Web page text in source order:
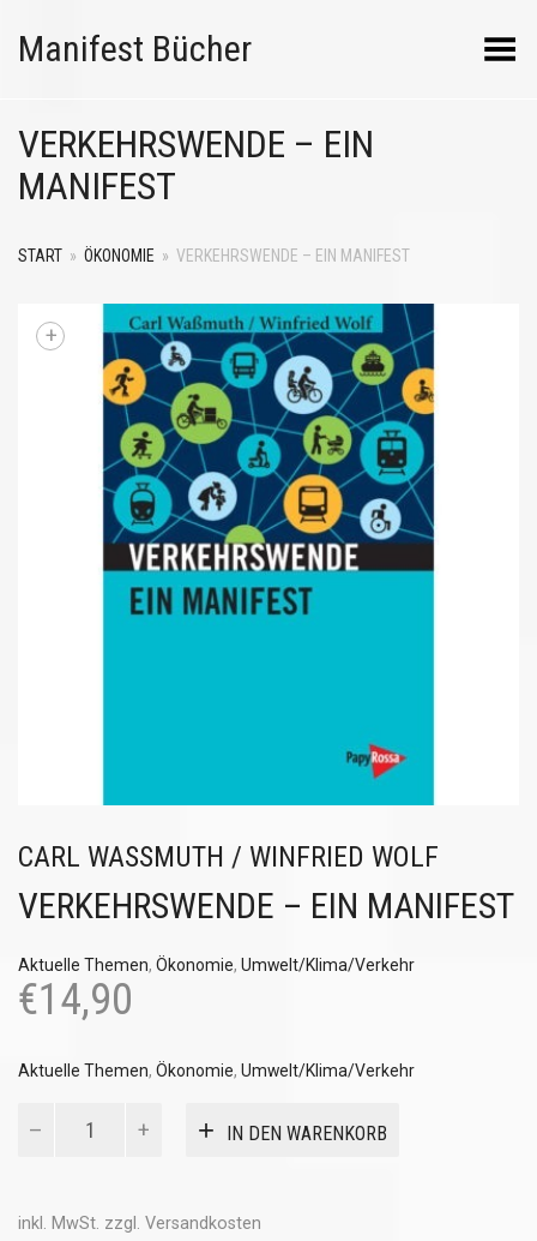
Manifest Bücher Menü umschalten
VERKEHRSWENDE – EIN
MANIFEST
START » ÖKONOMIE » VERKEHRSWENDE – EIN MANIFEST
+
CARL WASSMUTH / WINFRIED WOLF
VERKEHRSWENDE – EIN MANIFEST
Aktuelle Themen, Ökonomie, Umwelt/Klima/Verkehr
€14,90
Aktuelle Themen, Ökonomie, Umwelt/Klima/Verkehr
Menge
IN DEN WARENKORB
inkl. MwSt. zzgl. Versandkosten